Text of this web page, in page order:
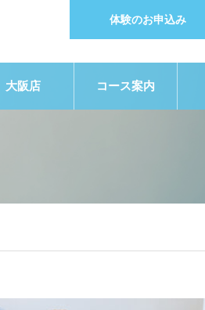
体験のお申込み
大阪店 コース案内